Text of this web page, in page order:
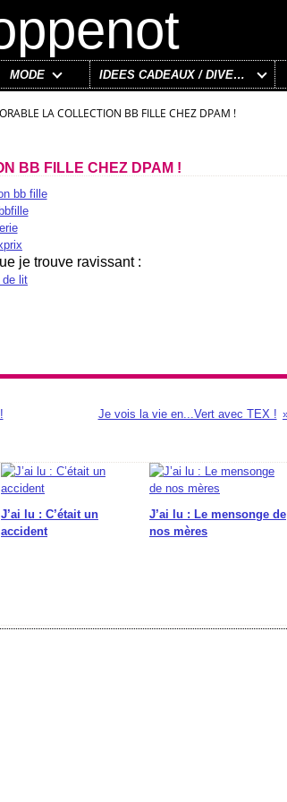
MODE IDÉES CADEAUX / DIVERS
LA COLLECTION BB FILLE CHEZ DPAM !
BB FILLE CHEZ DPAM !
je trouve ravissant :
Je vois la vie en...Vert avec TEX !
J’ai lu : C’était un
accident
J’ai lu : Le mensonge de
nos mères